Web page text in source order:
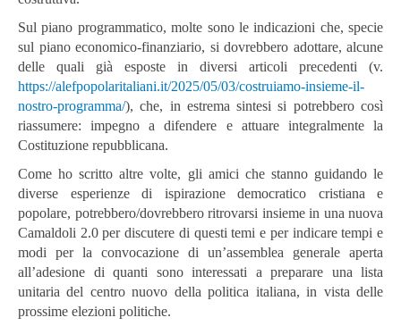
Sul piano programmatico, molte sono le indicazioni che, specie
sul piano economico-finanziario, si dovrebbero adottare, alcune
delle quali già esposte in diversi articoli precedenti (v.
https://alefpopolaritaliani.it/2025/05/03/costruiamo-insieme-il-
nostro-programma/), che, in estrema sintesi si potrebbero così
riassumere: impegno a difendere e attuare integralmente la
Costituzione repubblicana.
Come ho scritto altre volte, gli amici che stanno guidando le
diverse esperienze di ispirazione democratico cristiana e
popolare, potrebbero/dovrebbero ritrovarsi insieme in una nuova
Camaldoli 2.0 per discutere di questi temi e per indicare tempi e
modi per la convocazione di un’assemblea generale aperta
all’adesione di quanti sono interessati a preparare una lista
unitaria del centro nuovo della politica italiana, in vista delle
prossime elezioni politiche.